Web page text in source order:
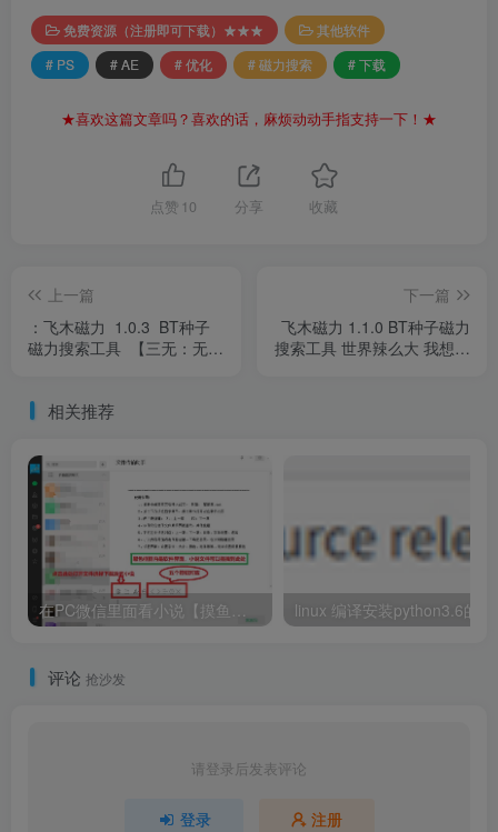
免费资源（注册即可下载）★★★
其他软件
# PS
# AE # 优化 # 磁力搜索 # 下载
★喜欢这篇文章吗？喜欢的话，麻烦动动手指支持一下！★
点赞 10 分享 收藏
上一篇
：飞木磁力 1.0.3 BT种子
磁力搜索工具 【三无：无广
下一篇
飞木磁力 1.1.0 BT种子磁力
搜索工具 世界辣么大 我想看
相关推荐
在PC微信里面看小说【摸鱼小工具】V2.0
评论 抢沙发
请登录后发表评论
登录 注册